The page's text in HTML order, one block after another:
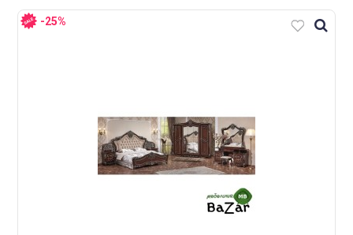
-25%